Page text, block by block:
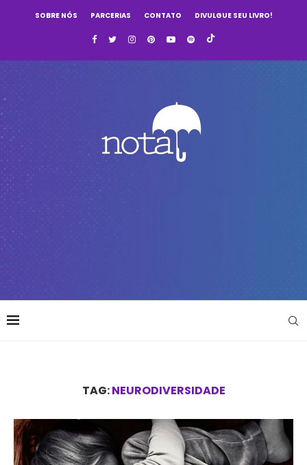
SOBRE NÓS PARCERIAS CONTATO DIVULGUE SEU LIVRO!
TAG:NEURODIVERSIDADE